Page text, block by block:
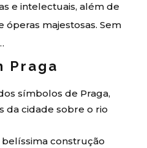
e intelectuais, além de
óperas majestosas. Sem
Praga
símbolos de Praga,
da cidade sobre o rio
belíssima construção